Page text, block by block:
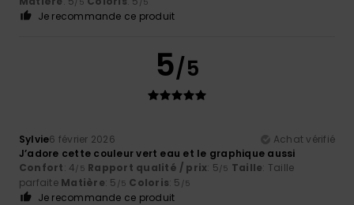
Je recommande ce produit
5/5
Sylvie6 février 2026
Achat vérifié
J’adore cette couleur vert eau et le graphique aussi
Confort: 4/5 Rapport qualité / prix: 5/5 Taille: Taille
parfaite Matière: 5 /5 Coloris: 5 /5
Je recommande ce produit